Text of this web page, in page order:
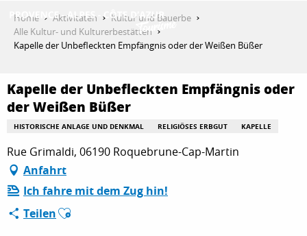
contenu
AKTIVITÄTEN
AUFENTHALT
ESPACE PRO
Home Aktivitäten
Kultur und Bauerbe
Alle Kultur- und Kulturerbestätten
Kapelle der Unbefleckten Empfängnis oder der Weißen Büßer
Kapelle der Unbefleckten Empfängnis oder
der Weißen Büßer
HISTORISCHE ANLAGE UND DENKMAL RELIGIÖSES ERBGUT KAPELLE
Rue Grimaldi, 06190 Roquebrune-Cap-Martin
Anfahrt
Ich fahre mit dem Zug hin!
TeilenAjouter aux favoris